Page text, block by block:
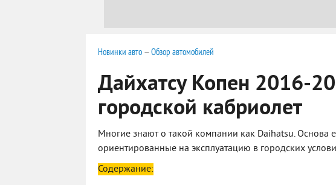
Новинки авто —Обзор автомобилей
Дайхатсу Копен 2016-
городской кабриолет
Многие знают о такой компании как Daihatsu. Основа
ориентированные на эксплуатацию в городских
Содержание: